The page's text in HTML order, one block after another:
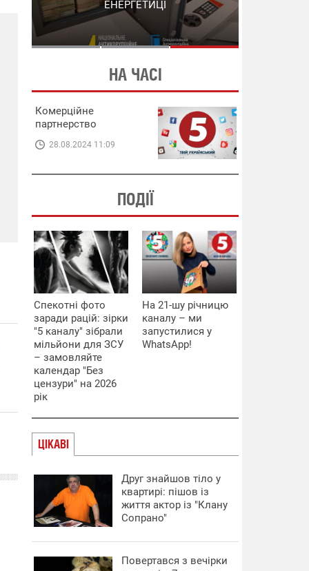
СХЕМИ В ЕНЕРГЕТИЦІ
ЕНЕРГЕТИЦІ
НА ЧАСІ
Комерційне
партнерство
28.08.2024 11:09
ПОДІЇ
Спекотні фото
заради рацій: зірки
"5 каналу" зібрали
мільйони для ЗСУ
– замовляйте
календар "Без
цензури" на 2026
рік
На 21-шу річницю
каналу – ми
запустилися у
WhatsApp!
ЦІКАВІ
Друг знайшов тіло у
квартирі: пішов із
життя актор із "Клану
Сопрано"
Повертався з вечірки